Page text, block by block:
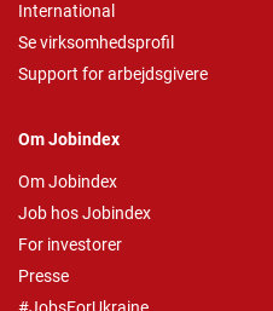
International
Se virksomhedsprofil
Support for arbejdsgivere
Om Jobindex
Om Jobindex
Job hos Jobindex
For investorer
Presse